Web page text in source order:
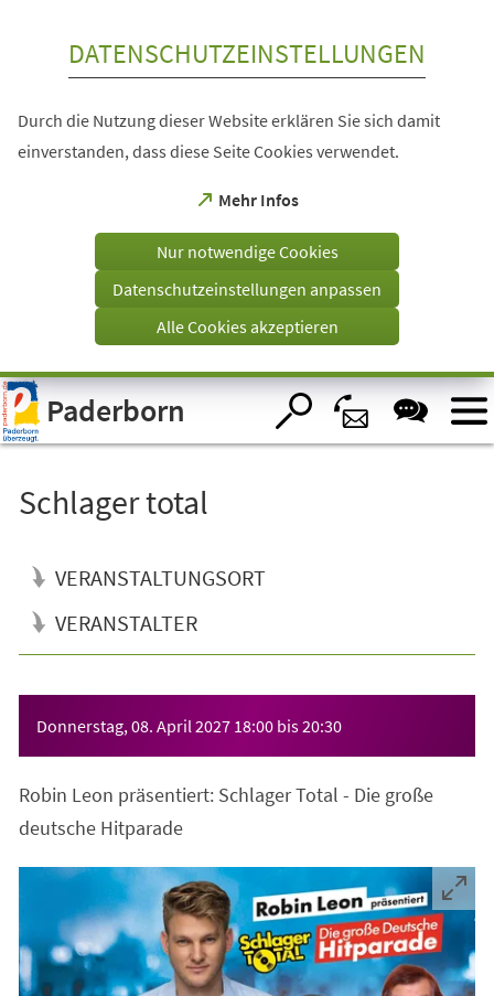
Visuelle
Assistenzsoftware
öffnen.
DATENSCHUTZEINSTELLUNGEN
Durch die Nutzung dieser Website erklären Sie sich damit
einverstanden, dass diese Seite Cookies verwendet.
Mehr Infos
(Öffnet
einem
Tab)
Nur notwendige Cookies
Datenschutzeinstellungen anpassen
Alle Cookies akzeptieren
Paderborn
Schlager total
VERANSTALTUNGSORT
VERANSTALTER
Donnerstag, 08. April 2027 18:00 bis20:30
Robin Leon präsentiert: Schlager Total - Die große
deutsche Hitparade